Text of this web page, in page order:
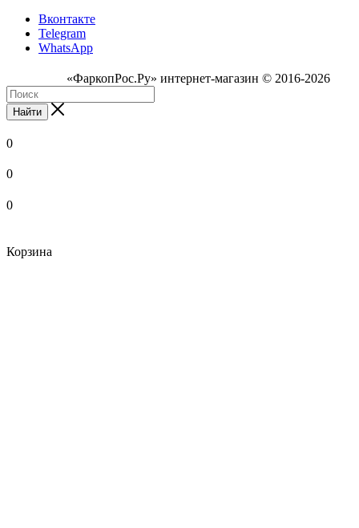
Вконтакте
Telegram
WhatsApp
«ФаркопРос.Ру» интернет-магазин © 2016-2026
Найти
0
0
0
Корзина